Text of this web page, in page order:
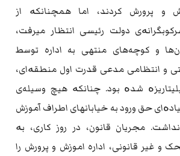
و پرورش کردند، اما همچنانکە از
دولت رئیسی انتظار میرفت،
و کوچه‌های منتهی به اداره توسط
و انتظامی مدعی قدرت اول منطقەای،
شدە بود. چنانکە هیچ وسیله‌ی
حق ورود به خیابانهای اطراف آموزش
مجریان قانون، در روز کاری، بە
و غیر قانونی، اداره اموزش و پرورش را